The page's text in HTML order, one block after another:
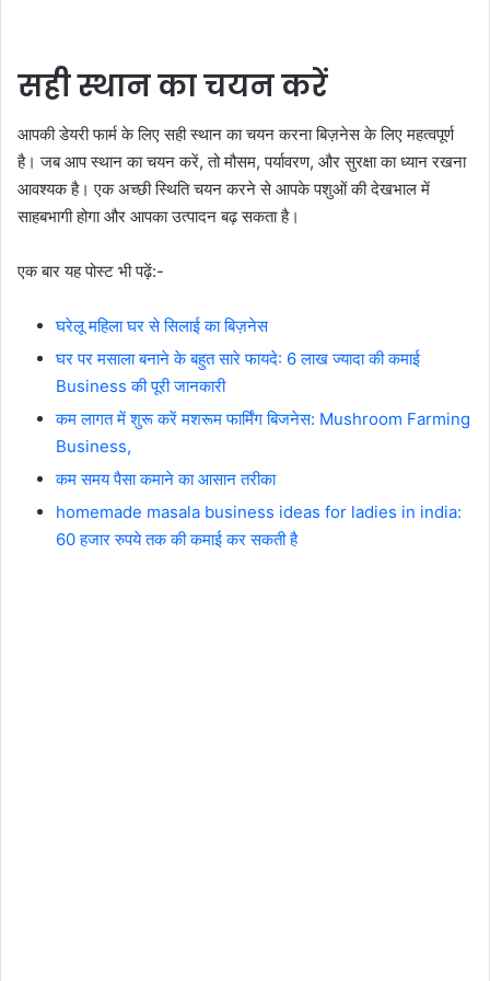
सही स्थान का चयन करें
आपकी डेयरी फार्म के लिए सही स्थान का चयन करना बिज़नेस के लिए महत्वपूर्ण
है। जब आप स्थान का चयन करें, तो मौसम, पर्यावरण, और सुरक्षा का ध्यान रखना
आवश्यक है। एक अच्छी स्थिति चयन करने से आपके पशुओं की देखभाल में
साहबभागी होगा और आपका उत्पादन बढ़ सकता है।
एक बार यह पोस्ट भी पढ़ें:-
घरेलू महिला घर से सिलाई का बिज़नेस
घर पर मसाला बनाने के बहुत सारे फायदे: 6 लाख ज्यादा की कमाई
Business की पूरी जानकारी
कम लागत में शुरू करें मशरूम फार्मिंग बिजनेस: Mushroom Farming
Business,
कम समय पैसा कमाने का आसान तरीका
homemade masala business ideas for ladies in india:
60 हजार रुपये तक की कमाई कर सकती है